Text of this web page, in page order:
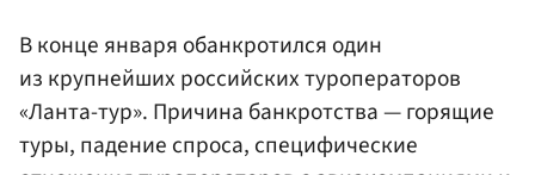
В конце января обанкротился один
из крупнейших российских туроператоров
«Ланта-тур». Причина банкротства — горящие
туры, падение спроса, специфические